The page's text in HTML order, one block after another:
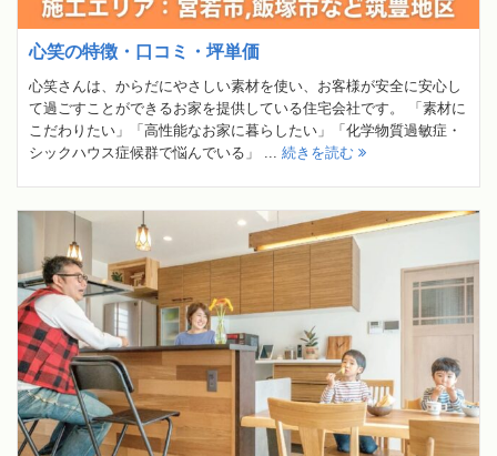
心笑の特徴・口コミ・坪単価
心笑さんは、からだにやさしい素材を使い、お客様が安全に安心し
て過ごすことができるお家を提供している住宅会社です。 「素材に
こだわりたい」「高性能なお家に暮らしたい」「化学物質過敏症・
シックハウス症候群で悩んでいる」 ... 続きを読む